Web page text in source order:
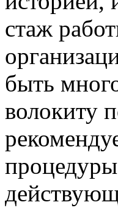
стаж
быть
волокиту